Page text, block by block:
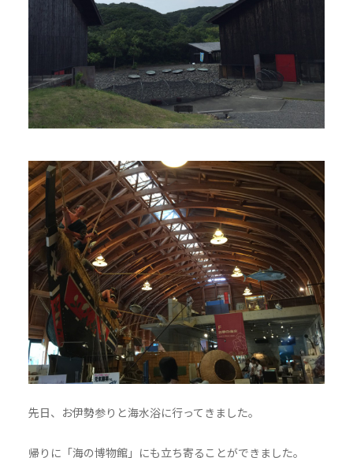
先日、お伊勢参りと海水浴に行ってきました。
帰りに「海の博物館」にも立ち寄ることができました。